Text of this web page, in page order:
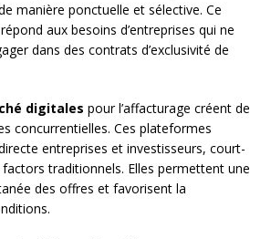
manière ponctuelle et sélective. Ce
aux besoins d’entreprises qui ne
dans des contrats d’exclusivité de
digitales pour l’affacturage créent de
concurrentielles. Ces plateformes
entreprises et investisseurs, court-
traditionnels. Elles permettent une
des offres et favorisent la